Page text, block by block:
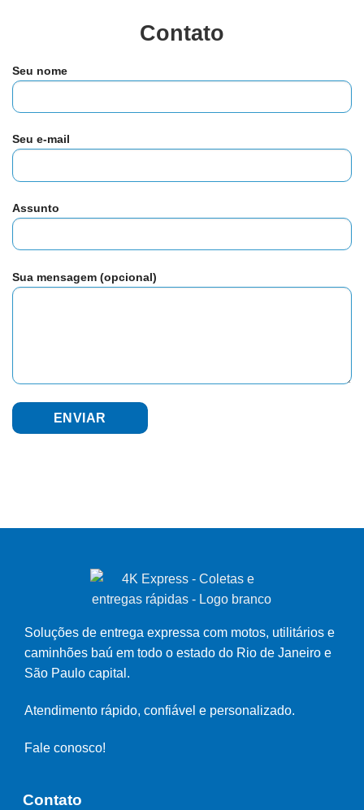
Contato
Seu nome
Seu e-mail
Assunto
Sua mensagem (opcional)
Soluções de entrega expressa com motos, utilitários e
caminhões baú em todo o estado do Rio de Janeiro e
São Paulo capital.
Atendimento rápido, confiável e personalizado.
Fale conosco!
Contato